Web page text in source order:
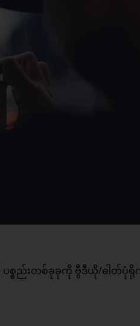
စ္စည်းတစ်ခုခုကို ဗွီဒီယို/ဓါတ်